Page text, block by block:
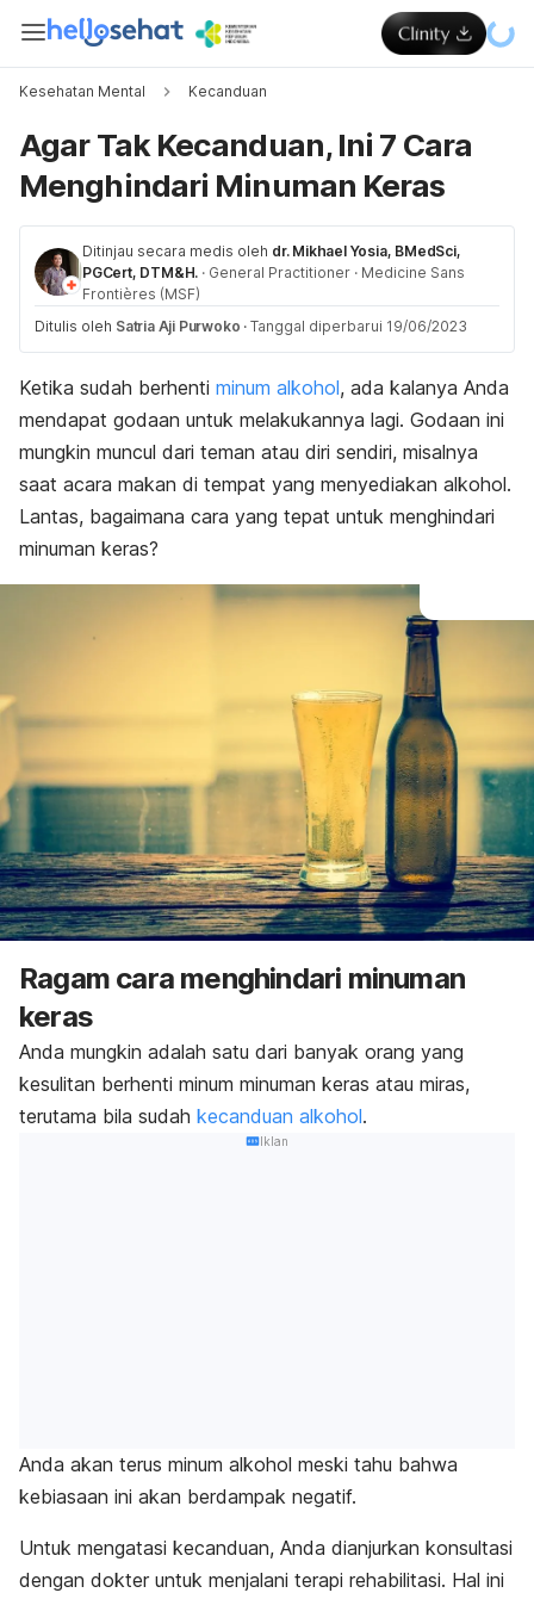
Kesehatan Mental Kecanduan
Agar Tak Kecanduan, Ini 7 Cara
Menghindari Minuman Keras
Ditinjau secara medis oleh dr. Mikhael Yosia, BMedSci,
PGCert, DTM&H. · General Practitioner · Medicine Sans
Frontières (MSF)
Ditulis oleh Satria Aji Purwoko · Tanggal diperbarui 19/06/2023
Ketika sudah berhenti minum alkohol, ada kalanya Anda
mendapat godaan untuk melakukannya lagi. Godaan ini
mungkin muncul dari teman atau diri sendiri, misalnya
saat acara makan di tempat yang menyediakan alkohol.
Lantas, bagaimana cara yang tepat untuk menghindari
minuman keras?
Ragam cara menghindari minuman
keras
Anda mungkin adalah satu dari banyak orang yang
kesulitan berhenti minum minuman keras atau miras,
terutama bila sudah kecanduan alkohol.
Iklan
Anda akan terus minum alkohol meski tahu bahwa
kebiasaan ini akan berdampak negatif.
Untuk mengatasi kecanduan, Anda dianjurkan konsultasi
dengan dokter untuk menjalani terapi rehabilitasi. Hal ini